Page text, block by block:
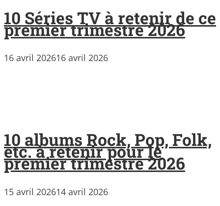
10 Séries TV à retenir de ce
premier trimestre 2026
16 avril 202616 avril 2026
10 albums Rock, Pop, Folk,
etc. à retenir pour le
premier trimestre 2026
15 avril 202614 avril 2026